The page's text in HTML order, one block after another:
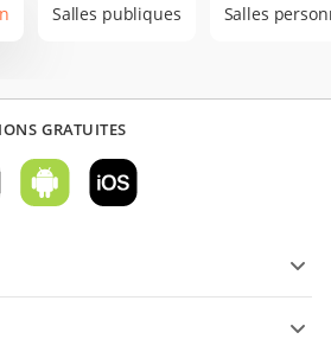
Salles publiques Salles
GRATUITES